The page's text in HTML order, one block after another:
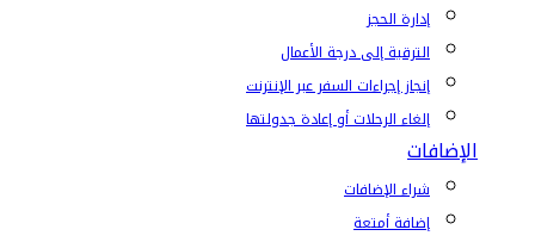
إدارة الحجز
الترقية إلى درجة الأعمال
إنجاز إجراءات السفر عبر الإنترنت
إلغاء الرحلات أو إعادة جدولتها
الإضافات
شراء الإضافات
إضافة أمتعة